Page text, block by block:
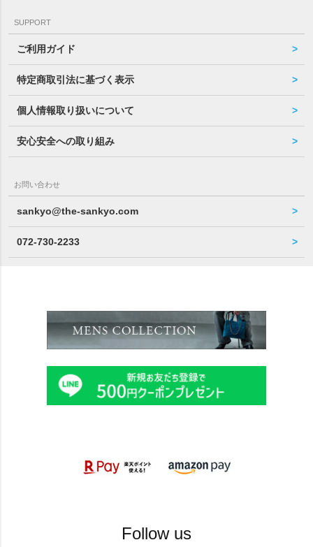
SUPPORT
ご利用ガイド
特定商取引法に基づく表示
個人情報取り扱いについて
安心安全への取り組み
お問い合わせ
sankyo@the-sankyo.com
072-730-2233
Follow us